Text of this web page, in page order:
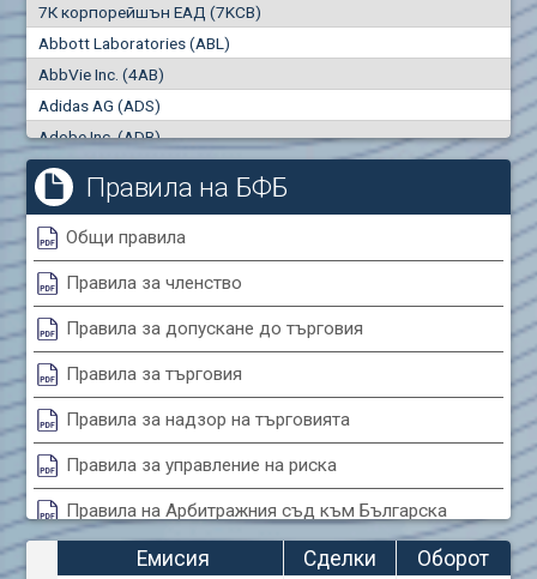
7К корпорейшън ЕАД (7KCB)
Abbott Laboratories (ABL)
AbbVie Inc. (4AB)
Adidas AG (ADS)
Adobe Inc. (ADB)
Advanced Micro Devices Inc. (AMD)
Agrana Beteiligungs AG (AGB2)
Air Canada Inc. (ADH2)
Air France (AFR0)
Air Liquide SA (AIL)
Airbus SE (AIR)
Aixtron SE (AIXA)
Algonquin Power & Utilities Corp (751)
Alibaba Group Holding Ltd. (AHLA)
Allianz SE (ALV)
Alphabet Inc. (ABEA)
Alphabet Inc. (ABEC)
Altria Group Inc. (PHM7)
Amazon.com Inc. (AMZ)
Най-добра
"купува"
0
Най-добра
0
Сделки
0
Оборот (евро)
0
Правила на БФБ
Общи правила
Правила за членство
Правила за допускане до търговия
Правила за търговия
Правила за надзор на търговията
Правила за управление на риска
Правила на Арбитражния съд към Българска
фондова борса
Емисия Сделки
Оборот